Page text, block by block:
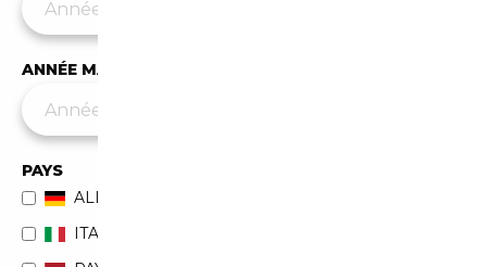
ANNÉE MAX
PAYS
ALLEMAGNE
ITALIE